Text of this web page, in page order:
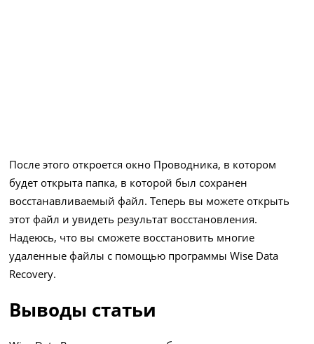
После этого откроется окно Проводника, в котором
будет открыта папка, в которой был сохранен
восстанавливаемый файл. Теперь вы можете открыть
этот файл и увидеть результат восстановления.
Надеюсь, что вы сможете восстановить многие
удаленные файлы с помощью программы Wise Data
Recovery.
Выводы статьи